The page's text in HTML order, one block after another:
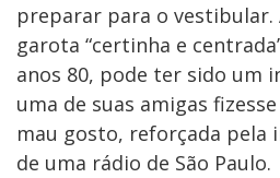
preparar para o vestibular.
garota “certinha e
anos 80, pode ter sido um
uma de suas amigas
mau gosto, reforçada pela
de uma rádio de São Paulo.